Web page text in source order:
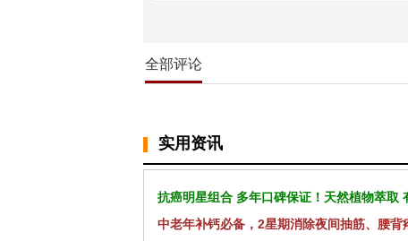
全部评论
实用资讯
抗癌明星组合 多年口碑保证！天然植物萃取
中老年补钙必备，2星期消除夜间抽筋、腰